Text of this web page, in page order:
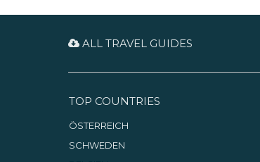
ALL TRAVEL GUIDES
TOP COUNTRIES
ÖSTERREICH
SCHWEDEN